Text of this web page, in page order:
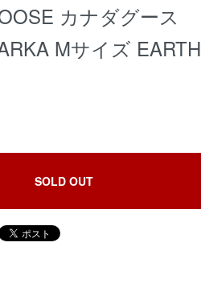
カナダグース
Mサイズ EARTH
SOLD OUT